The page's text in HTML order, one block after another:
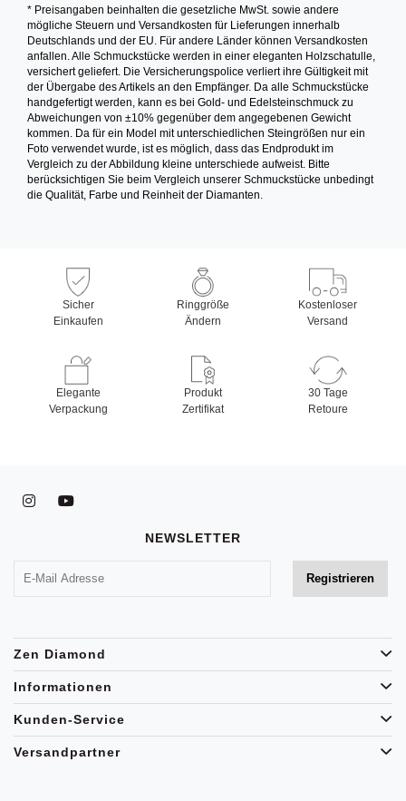
* Preisangaben beinhalten die gesetzliche MwSt. sowie andere
mögliche Steuern und Versandkosten für Lieferungen innerhalb
Deutschlands und der EU. Für andere Länder können Versandkosten
anfallen. Alle Schmuckstücke werden in einer eleganten Holzschatulle,
versichert geliefert. Die Versicherungspolice verliert ihre Gültigkeit mit
der Übergabe des Artikels an den Empfänger. Da alle Schmuckstücke
handgefertigt werden, kann es bei Gold- und Edelsteinschmuck zu
Abweichungen von ±10% gegenüber dem angegebenen Gewicht
kommen. Da für ein Model mit unterschiedlichen Steingrößen nur ein
Foto verwendet wurde, ist es möglich, dass das Endprodukt im
Vergleich zu der Abbildung kleine unterschiede aufweist. Bitte
berücksichtigen Sie beim Vergleich unserer Schmuckstücke unbedingt
die Qualität, Farbe und Reinheit der Diamanten.
Sicher
Einkaufen
Ringgröße
Ändern
Kostenloser
Versand
Elegante
Verpackung
Produkt
Zertifikat
30 Tage
Retoure
NEWSLETTER
Zen Diamond
Informationen
Kunden-Service
Versandpartner